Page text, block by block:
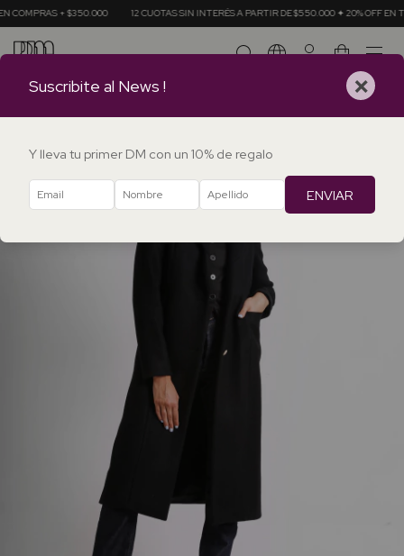
12 CUOTAS SIN INTERÉS A PARTIR DE $550.000 ✦ 20% OFF EN
0
Suscribite al News ! ×
Y lleva tu primer DM con un 10% de regalo
ENVIAR